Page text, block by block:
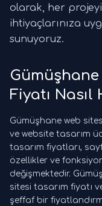
olarak, her
ihtiyaçlarınıza
sunuyoruz.
Gümüşhane
Fiyatı Nasıl
Gümüşhane web
ve website tasarım
tasarım fiyatları,
özellikler ve
değişmektedir.
sitesi tasarım fiyatı
şeffaf bir